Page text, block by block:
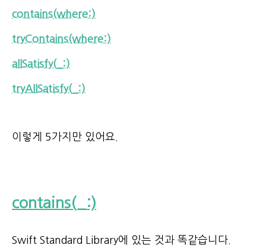
contains(where:)
tryContains(where:)
allSatisfy(_:)
tryAllSatisfy(_:)
이렇게 5가지만 있어요.
contains(_:)
Swift Standard Library에 있는 것과 똑같습니다.